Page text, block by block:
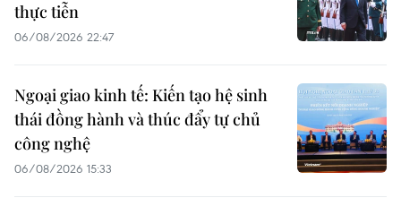
thực tiễn
06/08/2026 22:47
Ngoại giao kinh tế: Kiến tạo hệ sinh
thái đồng hành và thúc đẩy tự chủ
công nghệ
06/08/2026 15:33